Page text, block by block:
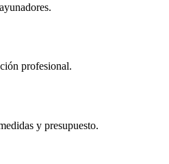
profesional.
y presupuesto.